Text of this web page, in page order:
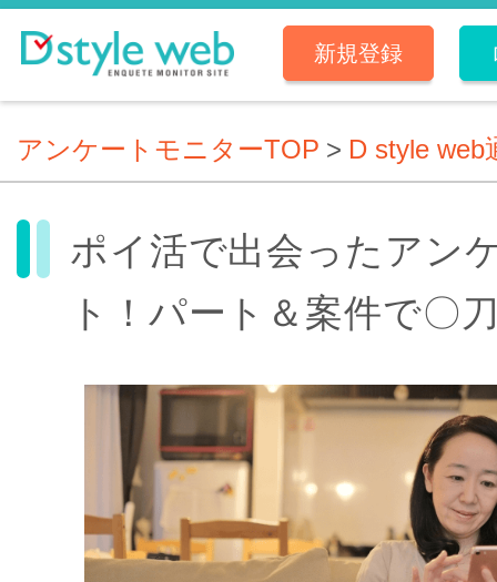
新規登録
アンケートモニターTOP > D style web
ポイ活で出会ったアン
ト！パート＆案件で〇